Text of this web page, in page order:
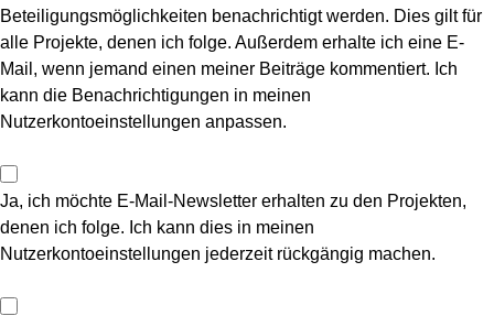
Beteiligungsmöglichkeiten benachrichtigt werden. Dies gilt für
alle Projekte, denen ich folge. Außerdem erhalte ich eine E-
Mail, wenn jemand einen meiner Beiträge kommentiert. Ich
kann die Benachrichtigungen in meinen
Nutzerkontoeinstellungen anpassen.
Ja, ich möchte E-Mail-Newsletter erhalten zu den Projekten,
denen ich folge. Ich kann dies in meinen
Nutzerkontoeinstellungen jederzeit rückgängig machen.